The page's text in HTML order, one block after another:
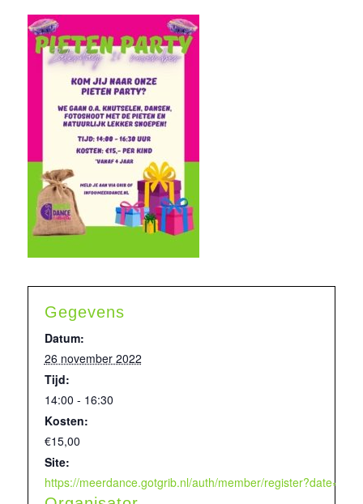
Gegevens
Datum:
26 november 2022
Tijd:
14:00 - 16:30
Kosten:
€15,00
Site:
https://meerdance.gotgrib.nl/auth/member/register?date=26-